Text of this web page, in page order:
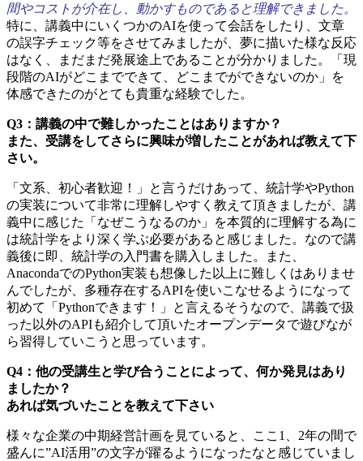
間やコストが介在し、動かすものであると理解できました。
特に、講義中にいくつかのAIを使って会話をしたり、文章
の誤字チェック等をさせてみましたが、夢に描いた様な反応
はなく、まだまだ発展途上であることが分かりました。「現
段階のAIがどこまでできて、どこまでができないのか」を
体感できたのがとても貴重な経験でした。
Q3：講義の中で難しかったことはありますか？
また、受講をしてさらに興味が増したことがあれば教えて下
さい。
「文系、初心者歓迎！」と言うだけあって、統計学やPython
の実装について非常に理解しやすく教えて頂きましたが、講
義中に感じた「なぜこうなるのか」を本質的に理解する為に
は統計学をより深く学ぶ必要があると感じました。なので講
義後に即、統計学の入門書を購入しました。また、
AnacondaでのPython実装も想像した以上に難しくはありませ
んでしたが、多種存在するAPIを使いこなせるようになって
初めて「Pythonできます！」と言えるそうなので、講義で扱
った以外のAPIも紹介して頂いたオープンデータで遊びなが
ら習得していこうと思っています。
Q4：他の受講生と学び合うことによって、何か発見はあり
ましたか？
あれば気づいたことを教えて下さい
様々な企業の中期経営計画を見ていると、ここ1、2年の間で
盛んに”AI活用”の文字が躍るようになったなと感じていまし